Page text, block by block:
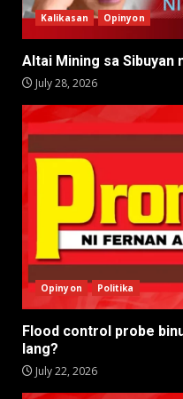
Kalikasan Opinyon
Altai Mining sa Sibuyan
July 28, 2026
Opinyon Politika
Flood control probe
lang?
July 22, 2026